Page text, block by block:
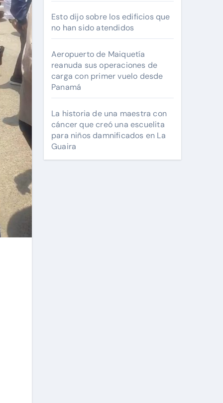
Esto dijo sobre los edificios que
no han sido atendidos
Aeropuerto de Maiquetía
reanuda sus operaciones de
carga con primer vuelo desde
Panamá
La historia de una maestra con
cáncer que creó una escuelita
para niños damnificados en La
Guaira